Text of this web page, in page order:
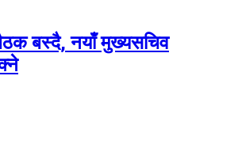
बस्दै, नयाँ मुख्यसचिव